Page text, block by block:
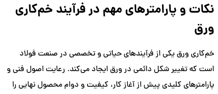
نکات و پارامترهای مهم در فرآیند خم‌کاری
ورق
خم‌کاری ورق یکی از فرآیندهای حیاتی و تخصصی در صنعت فولاد
است که تغییر شکل دائمی در ورق ایجاد می‌کند. رعایت اصول فنی و
پارامترهای کلیدی پیش از آغاز کار، کیفیت و دوام محصول نهایی را